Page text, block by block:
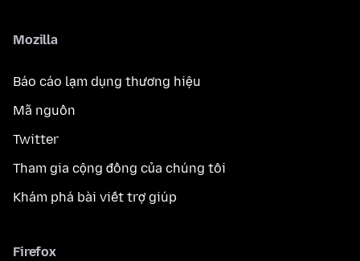
Mozilla
Báo cáo lạm dụng thương hiệu
Mã nguồn
Twitter
Tham gia cộng đồng của chúng tôi
Khám phá bài viết trợ giúp
Firefox